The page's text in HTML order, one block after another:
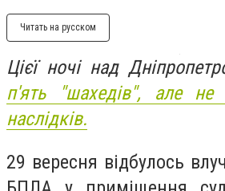
Читать на русском
Цієї ночі над
п'ять "шахедів", але не
наслідків.
29 вересня відбулось